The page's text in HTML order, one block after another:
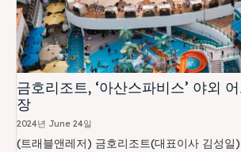
금호리조트, ‘아산스파비스’ 야외
장
2024년 June 24일
(트래블앤레저) 금호리조트(대표이사 김성일